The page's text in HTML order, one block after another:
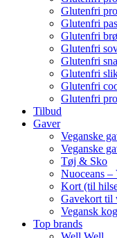
Glutenfri
Glutenfri
Glutenfri
Glutenfri
Glutenfri
Glutenfri
Glutenfri
Glutenfri
Tilbud
Gaver
Veganske
Veganske
Tøj & Sko
Nuoceans –
Kort (til
Gavekort til
Vegansk
Top brands